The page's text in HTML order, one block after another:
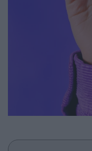
Woman Power
Πρόσωπα